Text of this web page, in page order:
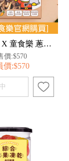
FOOD超人 X 童食樂 蔥爆牛肉炒烏龍麵
價:$570
價:$570